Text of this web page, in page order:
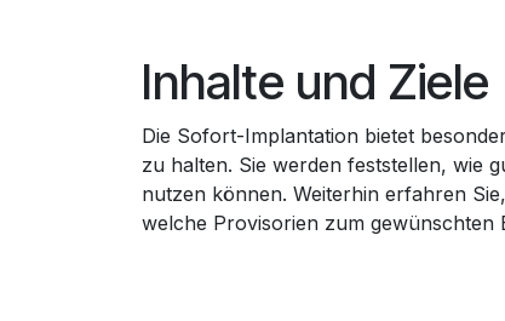
Inhalte und Ziele
Die Sofort-Implantation bietet
zu halten. Sie werden feststellen, wie
nutzen können. Weiterhin erfahren
welche Provisorien zum gewünschten